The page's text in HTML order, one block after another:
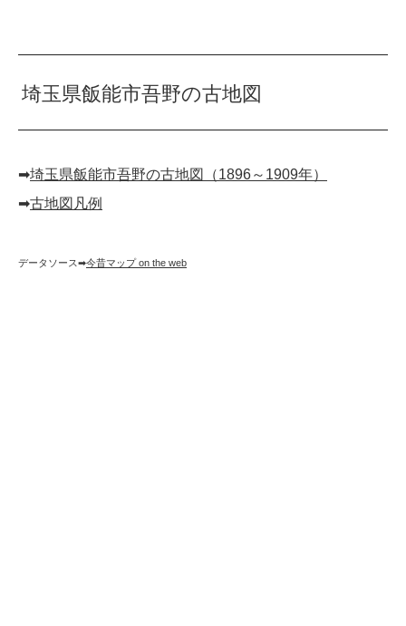
埼玉県飯能市吾野の古地図
➡︎埼玉県飯能市吾野の古地図（1896～1909年）
➡︎古地図凡例
データソース➡︎今昔マップ on the web